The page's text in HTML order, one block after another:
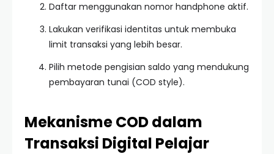
Daftar menggunakan nomor handphone aktif.
Lakukan verifikasi identitas untuk membuka
limit transaksi yang lebih besar.
Pilih metode pengisian saldo yang mendukung
pembayaran tunai (COD style).
Mekanisme COD dalam
Transaksi Digital Pelajar